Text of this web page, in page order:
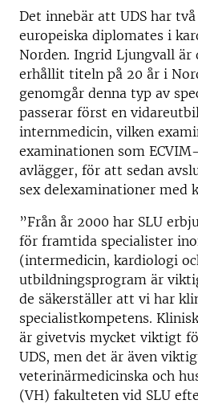
Det innebär att UDS har
europeiska diplomates i
Norden. Ingrid Ljungvall är
erhållit titeln på 20 år i
genomgår denna typ av
passerar först en
internmedicin, vilken
examinationen som
avlägger, för att sedan
sex delexaminationer med
”Från år 2000 har SLU
för framtida specialister
(intermedicin, kardiologi
utbildningsprogram är
de säkerställer att vi har
specialistkompetens.
är givetvis mycket viktigt
UDS, men det är även
veterinärmedicinska och
(VH) fakulteten vid SLU